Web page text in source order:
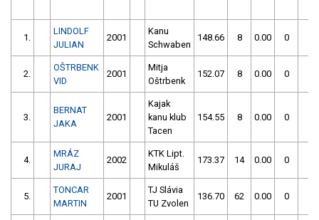
1.
LINDOLF
JULIAN
2001
Kanu
Schwaben
148.66 8 0.00 0
2.
OŠTRBENK
VID
2001
Mitja
Oštrbenk
152.07 8 0.00 0
3.
BERNAT
JAKA
2001
Kajak
kanu klub
Tacen
154.55 8 0.00 0
4.
MRÁZ
JURAJ
2002
KTK Lipt.
Mikuláš
173.37 14 0.00 0
5.
TONCAR
MARTIN
2001
TJ Slávia
TU Zvolen
136.70 62 0.00 0